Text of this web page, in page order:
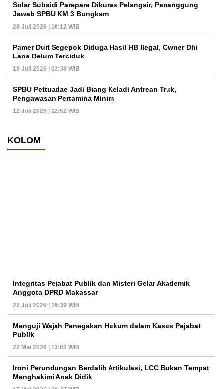
Solar Subsidi Parepare Dikuras Pelangsir, Penanggung
Jawab SPBU KM 3 Bungkam
28 Juli 2026 | 10:12 WIB
Pamer Duit Segepok Diduga Hasil HB Ilegal, Owner Dhi
Lana Belum Terciduk
19 Juli 2026 | 02:38 WIB
SPBU Pettuadae Jadi Biang Keladi Antrean Truk,
Pengawasan Pertamina Minim
12 Juli 2026 | 12:52 WIB
KOLOM
Integritas Pejabat Publik dan Misteri Gelar Akademik
Anggota DPRD Makassar
22 Juli 2026 | 19:39 WIB
Menguji Wajah Penegakan Hukum dalam Kasus Pejabat
Publik
22 Mei 2026 | 13:03 WIB
Ironi Perundungan Berdalih Artikulasi, LCC Bukan Tempat
Menghakimi Anak Didik